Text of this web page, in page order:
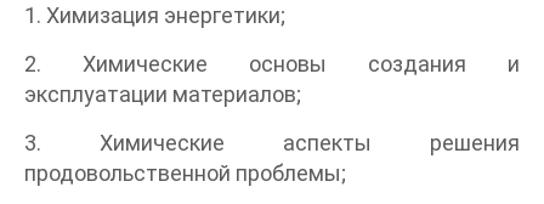
1. Химизация энергетики;
2. Химические основы создания и
эксплуатации материалов;
3. Химические аспекты решения
продовольственной проблемы;